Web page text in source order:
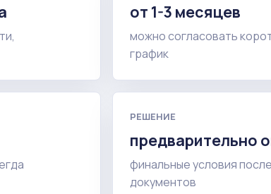
от 1-3 месяцев
можно согласовать
график
РЕШЕНИЕ
предварительно
финальные условия
документов